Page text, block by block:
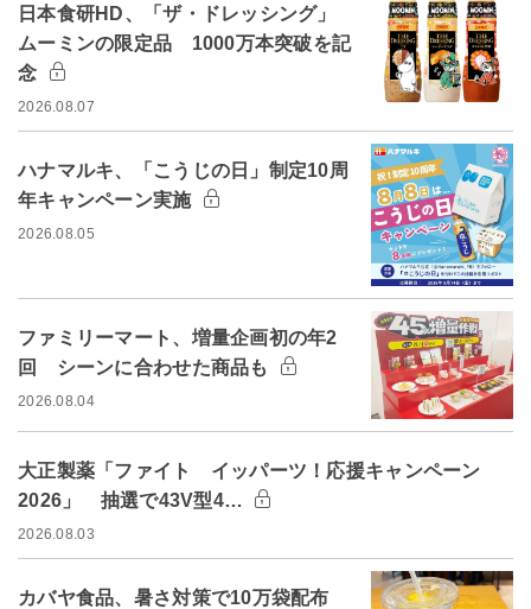
日本食研HD、「ザ・ドレッシング」
ムーミンの限定品 1000万本突破を記
念
2026.08.07
ハナマルキ、「こうじの日」制定10周
年キャンペーン実施
2026.08.05
ファミリーマート、増量企画初の年2
回 シーンに合わせた商品も
2026.08.04
大正製薬「ファイト イッパーツ！応援キャンペーン
2026」 抽選で43V型4…
2026.08.03
カバヤ食品、暑さ対策で10万袋配布